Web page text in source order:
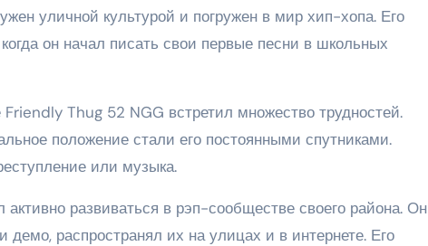
уличной культурой и погружен в мир хип-хопа. Его
он начал писать свои первые песни в школьных
Thug 52 NGG встретил множество трудностей.
положение стали его постоянными спутниками.
или музыка.
развиваться в рэп-сообществе своего района. Он
демо, распространял их на улицах и в интернете. Его